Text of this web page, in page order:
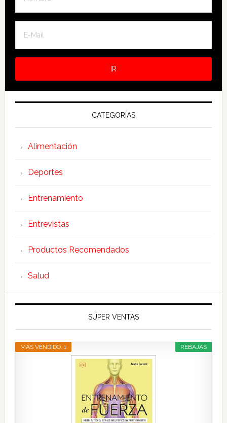
CATEGORÍAS
Alimentación
Deportes
Entrenamiento
Entrevistas
Productos Recomendados
Salud
SÚPER VENTAS
REBAJAS
MÁS VENDIDO. 1